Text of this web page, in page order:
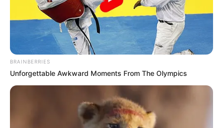
BRAINBERRIES
Unforgettable Awkward Moments From The Olympics